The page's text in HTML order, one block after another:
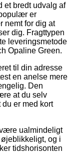
et bredt udvalg af
er
nemt for dig at
dig. Fragttypen
leveringsmetode
Opaline Green.
til din adresse
en anelse mere
Den
at du selv
er med kort
ualmindeligt
og i
tidshorisonten